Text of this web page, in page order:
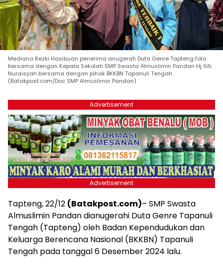
Mediana Rezki Hasibuan penerima anugerah Duta Genre Tapteng foto
bersama dengan Kepala Sekolah SMP Swasta Almuslimin Pandan Hj Siti
Nuraisyah bersama dengan pihak BKKBN Tapanuli Tengah.
(Batakpost.com/Doc SMP Almuslimin Pandan)
Advertisement
Advertisement
Tapteng, 22/12 (Batakpost.com)– SMP Swasta
Almuslimin Pandan dianugerahi Duta Genre Tapanuli
Tengah (Tapteng) oleh Badan Kependudukan dan
Keluarga Berencana Nasional (BKKBN) Tapanuli
Tengah pada tanggal 6 Desember 2024 lalu.